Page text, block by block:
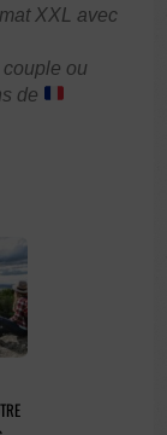
XXL avec
ou
de